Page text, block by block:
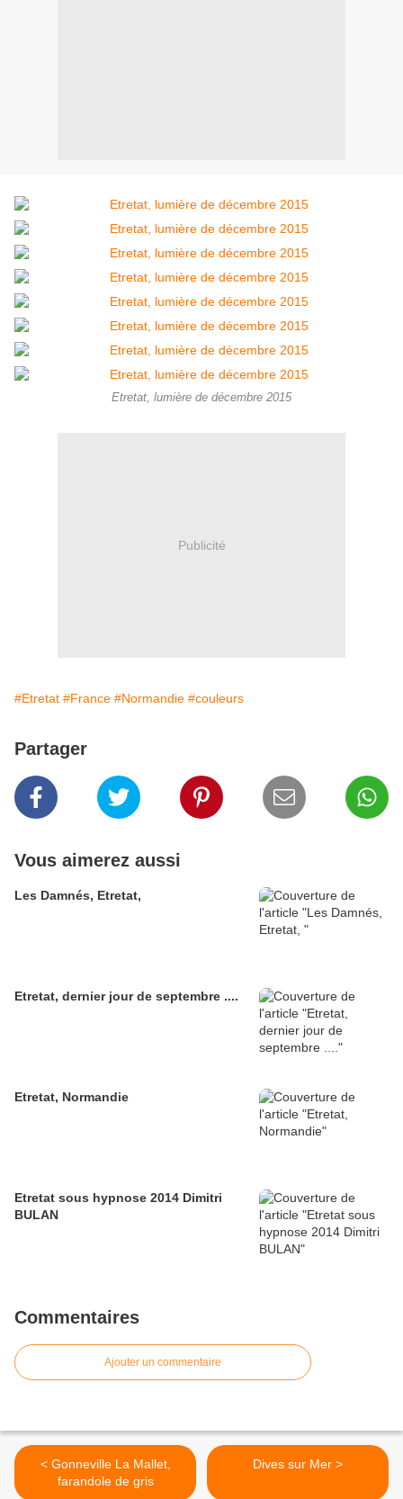
Etretat, lumière de décembre 2015
Publicité
#Etretat #France #Normandie #couleurs
Partager
Vous aimerez aussi
Les Damnés, Etretat,
Etretat, dernier jour de septembre ....
Etretat, Normandie
Etretat sous hypnose 2014 Dimitri
BULAN
Commentaires
Ajouter un commentaire
< Gonneville La Mallet,
farandole de gris
Dives sur Mer >